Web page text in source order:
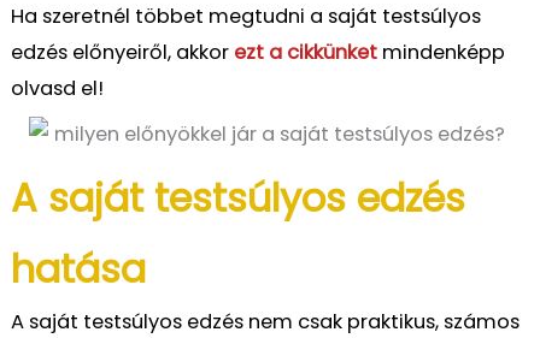
Ha szeretnél többet megtudni a saját testsúlyos
edzés előnyeiről, akkor ezt a cikkünketmindenképp
olvasd el!
A saját testsúlyos edzés
hatása
A saját testsúlyos edzés nem csak praktikus, számos